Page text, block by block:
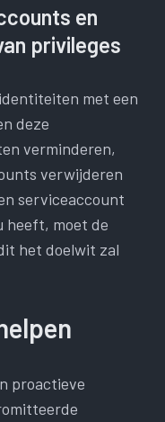
en
privileges
met een
deze
verminderen,
verwijderen
serviceaccount
heeft, moet de
het doelwit zal
proactieve